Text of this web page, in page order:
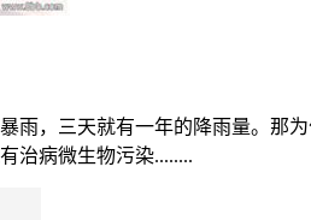
雨，三天就有一年的降雨量。那
治病微生物污染........